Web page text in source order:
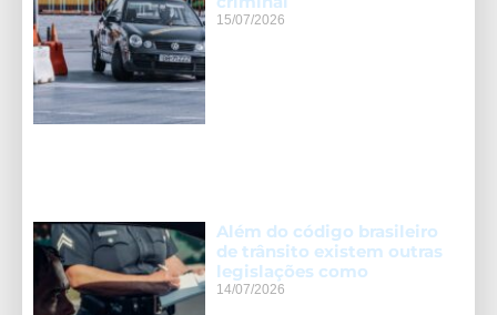
15/07/2026
Além do código brasileiro
de trânsito existem outras
legislações como
14/07/2026